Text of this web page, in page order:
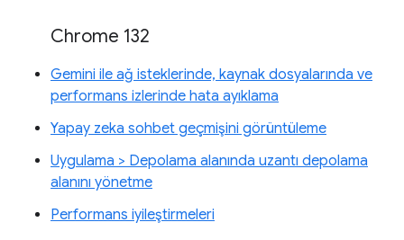
Chrome 132
Gemini ile ağ isteklerinde, kaynak dosyalarında ve
performans izlerinde hata ayıklama
Yapay zeka sohbet geçmişini görüntüleme
Uygulama > Depolama alanında uzantı depolama
alanını yönetme
Performans iyileştirmeleri